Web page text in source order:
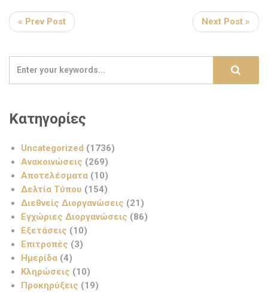
« Prev Post Next Post »
Κατηγορίες
Uncategorized (1736)
Ανακοινώσεις (269)
Αποτελέσματα (10)
Δελτία Τύπου (154)
Διεθνείς Διοργανώσεις (21)
Εγχώριες Διοργανώσεις (86)
Εξετάσεις (10)
Επιτροπές (3)
Ημερίδα (4)
Κληρώσεις (10)
Προκηρύξεις (19)